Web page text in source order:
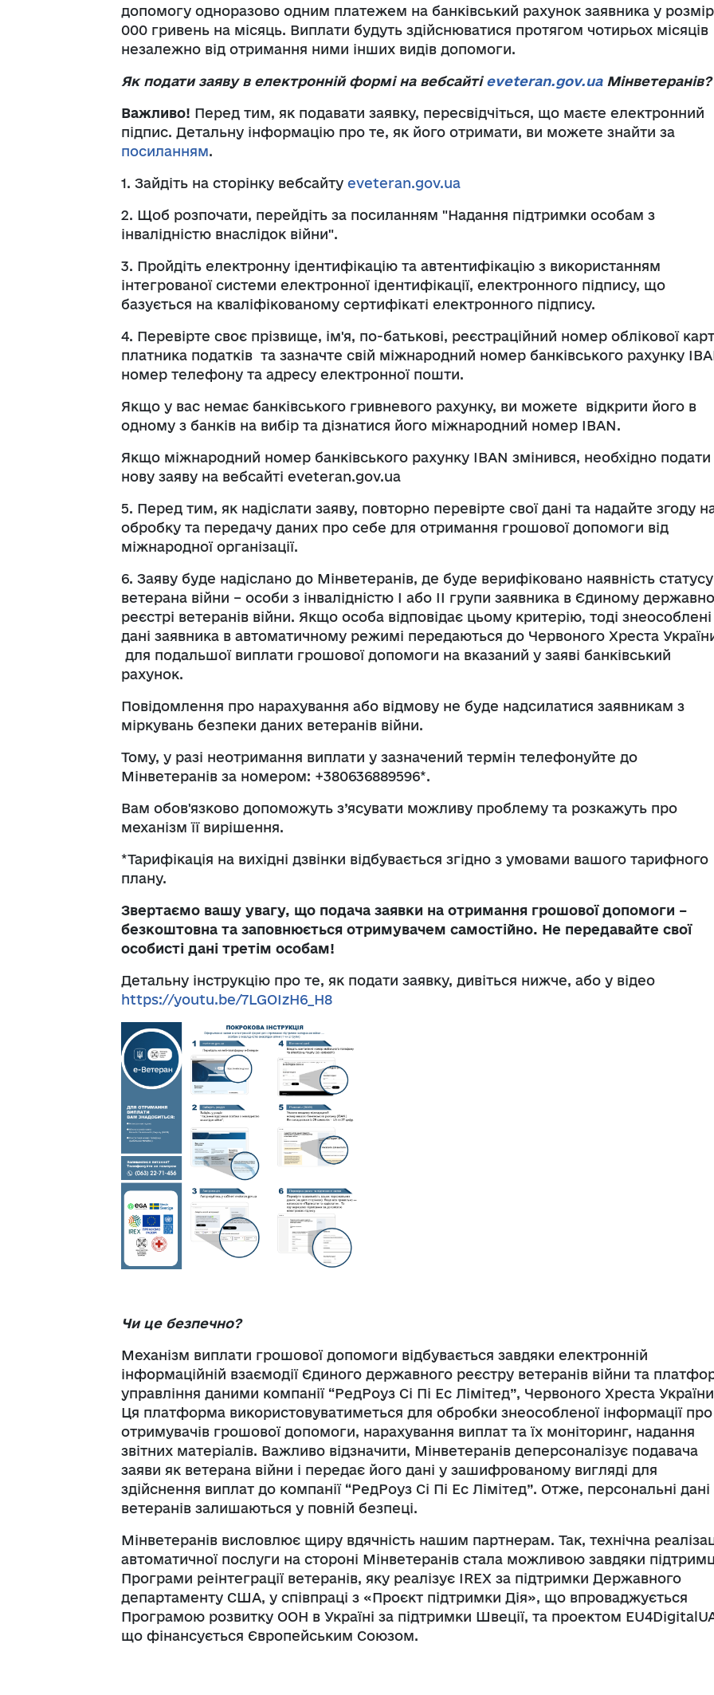
допомогу одноразово одним платежем на банківський рахунок заявника у
000 гривень на місяць. Виплати будуть здійснюватися протягом чотирьох місяців
незалежно від отримання ними інших видів допомоги.
Як подати заяву в електронній формі на вебсайті eveteran.gov.uaМінветеранів?
Важливо! Перед тим, як подавати заявку, пересвідчіться, що маєте електронний
підпис. Детальну інформацію про те, як його отримати, ви можете знайти за
посиланням.
1. Зайдіть на сторінку вебсайту eveteran.gov.ua
2. Щоб розпочати, перейдіть за посиланням "Надання підтримки особам з
інвалідністю внаслідок війни".
3. Пройдіть електронну ідентифікацію та автентифікацію з використанням
інтегрованої системи електронної ідентифікації, електронного підпису, що
базується на кваліфікованому сертифікаті електронного підпису.
4. Перевірте своє прізвище, ім'я, по-батькові, реєстраційний номер облікової
платника податків та зазначте свій міжнародний номер банківського рахунку
номер телефону та адресу електронної пошти.
Якщо у вас немає банківського гривневого рахунку, ви можете відкрити його в
одному з банків на вибір та дізнатися його міжнародний номер IBAN.
Якщо міжнародний номер банківського рахунку IBAN змінився, необхідно подати
нову заяву на вебсайті eveteran.gov.ua
5. Перед тим, як надіслати заяву, повторно перевірте свої дані та надайте згоду
обробку та передачу даних про себе для отримання грошової допомоги від
міжнародної організації.
6. Заяву буде надіслано до Мінветеранів, де буде верифіковано наявність статусу
ветерана війни – особи з інвалідністю І або ІІ групи заявника в Єдиному
реєстрі ветеранів війни. Якщо особа відповідає цьому критерію, тоді знеособлені
дані заявника в автоматичному режимі передаються до Червоного Хреста
для подальшої виплати грошової допомоги на вказаний у заяві банківський
рахунок.
Повідомлення про нарахування або відмову не буде надсилатися заявникам з
міркувань безпеки даних ветеранів війни.
Тому, у разі неотримання виплати у зазначений термін телефонуйте до
Мінветеранів за номером: +380636889596*.
Вам обов'язково допоможуть з’ясувати можливу проблему та розкажуть про
механізм її вирішення.
*Тарифікація на вихідні дзвінки відбувається згідно з умовами вашого тарифного
плану.
Звертаємо вашу увагу, що подача заявки на отримання грошової допомоги –
безкоштовна та заповнюється отримувачем самостійно. Не передавайте свої
особисті дані третім особам!
Детальну інструкцію про те, як подати заявку, дивіться нижче, або у відео
https://youtu.be/7LGOIzH6_H8
Чи це безпечно?
Механізм виплати грошової допомоги відбувається завдяки електронній
інформаційній взаємодії Єдиного державного реєстру ветеранів війни та
управління даними компанії “РедРоуз Сі Пі Ес Лімітед”, Червоного Хреста
Ця платформа використовуватиметься для обробки знеособленої інформації про
отримувачів грошової допомоги, нарахування виплат та їх моніторинг, надання
звітних матеріалів. Важливо відзначити, Мінветеранів деперсоналізує подавача
заяви як ветерана війни і передає його дані у зашифрованому вигляді для
здійснення виплат до компанії “РедРоуз Сі Пі Ес Лімітед”. Отже, персональні дані
ветеранів залишаються у повній безпеці.
Мінветеранів висловлює щиру вдячність нашим партнерам. Так, технічна
автоматичної послуги на стороні Мінветеранів стала можливою завдяки
Програми реінтеграції ветеранів, яку реалізує IREX за підтримки Державного
департаменту США, у співпраці з «Проєкт підтримки Дія», що впроваджується
Програмою розвитку ООН в Україні за підтримки Швеції, та проектом
що фінансується Європейським Союзом.